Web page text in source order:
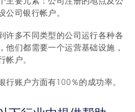
公司银行帐户。
许多不同类型的公司运行各种各
他们都需要一个运营基础设施，
帐户。
行账户方面有100％的成功率。